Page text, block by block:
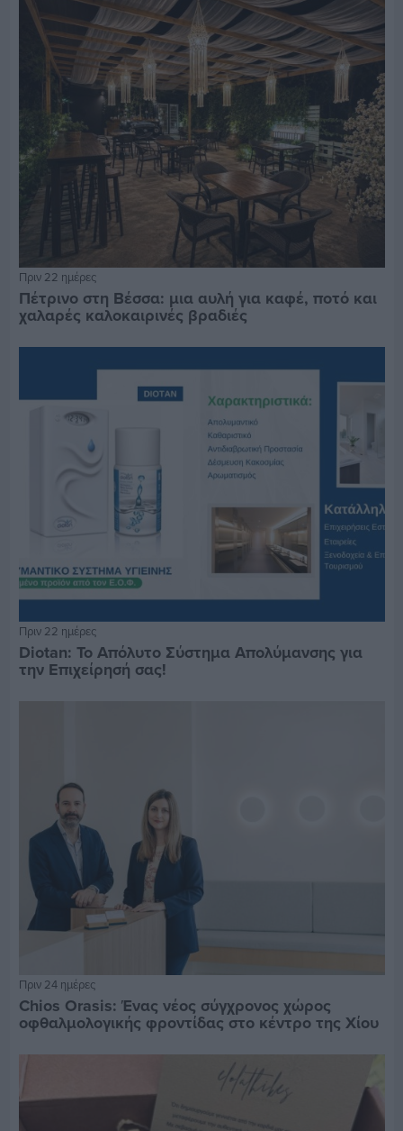
Πριν 22 ημέρες
Πέτρινο στη Βέσσα: μια αυλή για καφέ, ποτό και
χαλαρές καλοκαιρινές βραδιές
Πριν 22 ημέρες
Diotan: Το Απόλυτο Σύστημα Απολύμανσης για
την Επιχείρησή σας!
Πριν 24 ημέρες
Chios Orasis: Ένας νέος σύγχρονος χώρος
οφθαλμολογικής φροντίδας στο κέντρο της Χίου